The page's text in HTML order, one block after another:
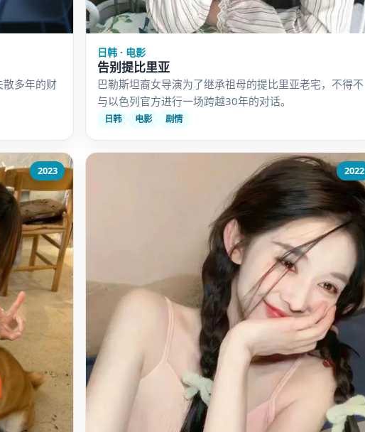
散多年的财
日韩 · 电影
告别提比里亚
巴勒斯坦裔女导演为了继承祖母的提比里亚老宅，不得不
与以色列官方进行一场跨越30年的对话。
日韩 电影 剧情
2023 2022